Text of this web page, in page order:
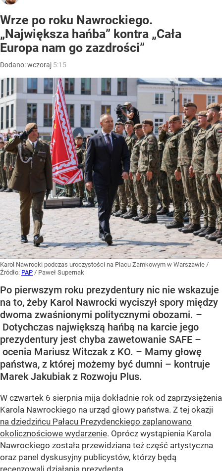
Wrze po roku Nawrockiego.
„Największa hańba” kontra „Cała
Europa nam go zazdrości”
Dodano:wczoraj 5:15
Karol Nawrocki podczas uroczystości na Placu Zamkowym w Warszawie /
Źródło: PAP / Paweł Supernak
Po pierwszym roku prezydentury nic nie wskazuje
na to, żeby Karol Nawrocki wyciszył spory między
dwoma zwaśnionymi politycznymi obozami. –
Dotychczas największą hańbą na karcie jego
prezydentury jest chyba zawetowanie SAFE –
ocenia Mariusz Witczak z KO. – Mamy głowę
państwa, z której możemy być dumni – kontruje
Marek Jakubiak z Rozwoju Plus.
W czwartek 6 sierpnia mija dokładnie rok od zaprzysiężenia
Karola Nawrockiego na urząd głowy państwa. Z tej okazji
na dziedzińcu Pałacu Prezydenckiego zaplanowano
okolicznościowe wydarzenie. Oprócz wystąpienia Karola
Nawrockiego została przewidziana też część artystyczna
oraz panel dyskusyjny publicystów, którzy będą